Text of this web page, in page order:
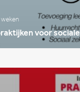
voor